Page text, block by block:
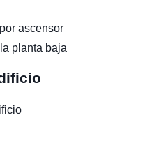
ascensor
planta baja